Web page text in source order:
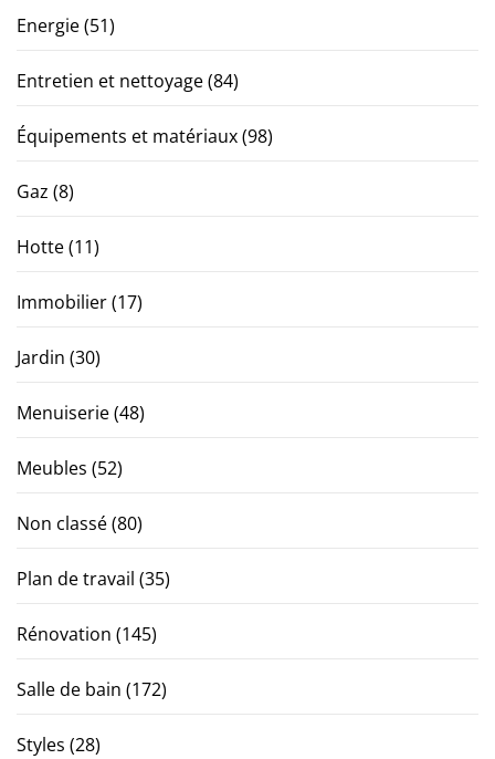
Energie(51)
Entretien et nettoyage(84)
Équipements et matériaux(98)
Gaz (8)
Hotte(11)
Immobilier(17)
Jardin (30)
Menuiserie(48)
Meubles (52)
Non classé(80)
Plan de travail (35)
Rénovation (145)
Salle de bain (172)
Styles (28)